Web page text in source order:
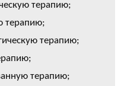
терапию;
терапию;
терапию;
терапию;